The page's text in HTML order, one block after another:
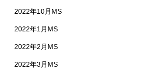
2022年10月MS
2022年1月MS
2022年2月MS
2022年3月MS